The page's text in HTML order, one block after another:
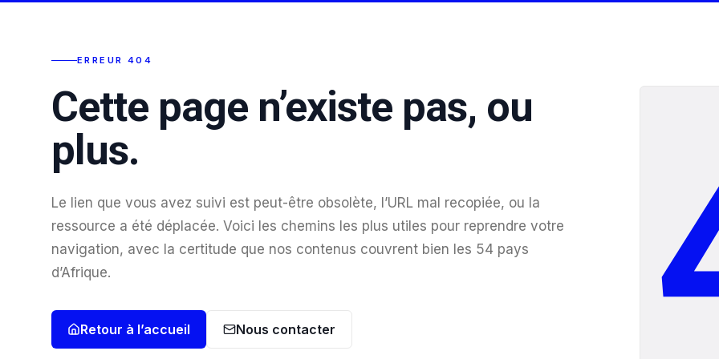
ERREUR 404
Cette page n’existe pas, ou
plus.
Le lien que vous avez suivi est peut-être obsolète, l’URL mal recopiée, ou la
ressource a été déplacée. Voici les chemins les plus utiles pour reprendre votre
navigation, avec la certitude que nos contenus couvrent bien les 54 pays
d’Afrique.
Retour à l’accueil Nous contacter